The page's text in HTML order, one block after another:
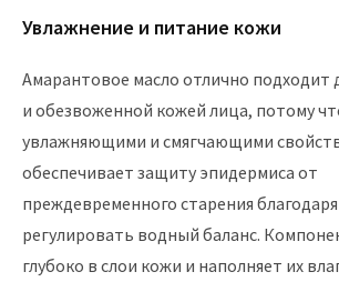
Увлажнение и питание кожи
Амарантовое масло отлично подходит
и обезвоженной кожей лица, потому
увлажняющими и смягчающими
обеспечивает защиту эпидермиса от
преждевременного старения
регулировать водный баланс.
глубоко в слои кожи и наполняет их